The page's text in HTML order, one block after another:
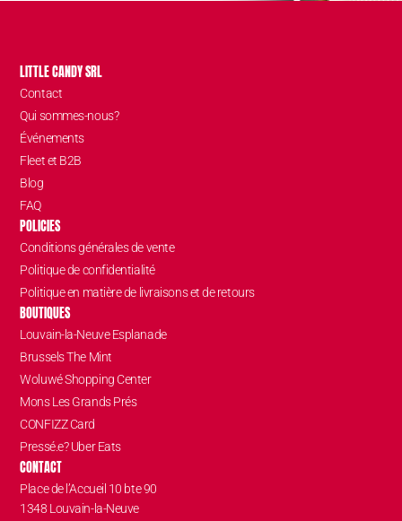
LITTLE CANDY SRL
Contact
Qui sommes-nous?
Événements
Fleet et B2B
Blog
FAQ
POLICIES
Conditions générales de vente
Politique de confidentialité
Politique en matière de livraisons et de retours
BOUTIQUES
Louvain-la-Neuve Esplanade
Brussels The Mint
Woluwé Shopping Center
Mons Les Grands Prés
CONFIZZ Card
Pressé.e? Uber Eats
CONTACT
Place de l’Accueil 10 bte 90
1348 Louvain-la-Neuve